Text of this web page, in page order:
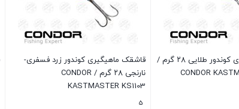
قاشقک ماهیگیری کوندور طلایی ۲۸ گرم /
CONDOR
قاشقک ماهیگیری کوندور زرد فسفری-
نارنجی ۲۸ گرم / CONDOR
KASTMASTER KS1103
5